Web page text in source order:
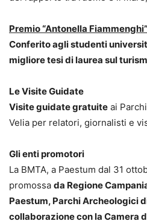
Premio “Antonella Fiammenghi”
Conferito agli studenti
migliore tesi di laurea sul
Le Visite Guidate
Visite guidate gratuite ai
Velia per relatori, giornalisti e
Gli enti promotori
La BMTA, a Paestum dal 31
promossa da Regione
Paestum, Parchi Archeologici
collaborazione con la Camera